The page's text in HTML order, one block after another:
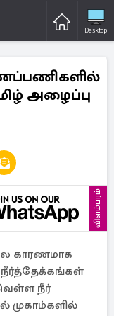
Desktop
அழைப்பு
விளம்பரம்
காரணமாக
நீர்த்தேக்கங்கள்
நீர்
முகாம்களில்